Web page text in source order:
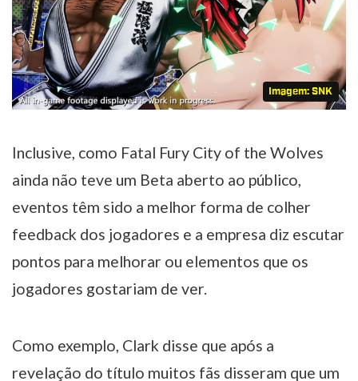
Imagem: SNK
Inclusive, como Fatal Fury City of the Wolves
ainda não teve um Beta aberto ao público,
eventos têm sido a melhor forma de colher
feedback dos jogadores e a empresa diz escutar
pontos para melhorar ou elementos que os
jogadores gostariam de ver.
Como exemplo, Clark disse que após a
revelação do título muitos fãs disseram que um